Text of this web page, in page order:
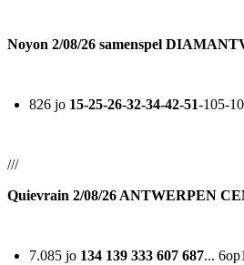
Noyon 2/08/26 samenspel
826 jo 15-25-26-32-34-42-51-105-
///
Quievrain 2/08/26 ANTWERPEN
7.085 jo 134 139 333 607 687...